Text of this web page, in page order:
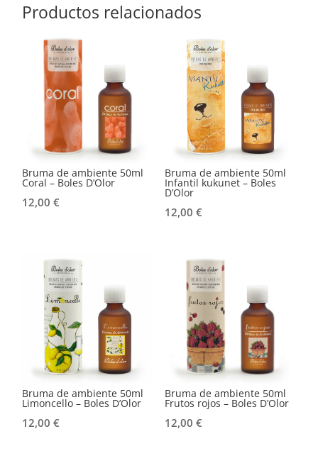
Productos relacionados
Bruma de ambiente 50ml
Coral – Boles D’Olor
12,00€
Bruma de ambiente 50ml
Infantil kukunet – Boles
D’Olor
12,00 €
Bruma de ambiente 50ml
Limoncello – Boles D’Olor
12,00€
Bruma de ambiente 50ml
Frutos rojos – Boles D’Olor
12,00 €